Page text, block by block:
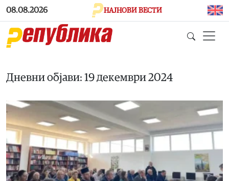
Skip to main content
08.08.2026 НАЈНОВИ ВЕСТИ
Дневни објави: 19 декември 2024